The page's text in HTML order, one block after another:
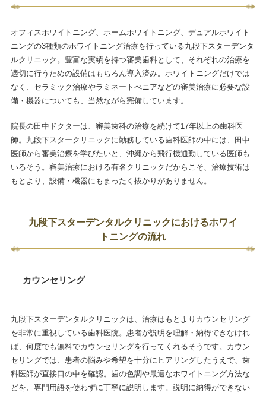
オフィスホワイトニング、ホームホワイトニング、デュアルホワイト
ニングの3種類のホワイトニング治療を行っている九段下スターデンタ
ルクリニック。豊富な実績を持つ審美歯科として、それぞれの治療を
適切に行うための設備はもちろん導入済み。ホワイトニングだけでは
なく、セラミック治療やラミネートべニアなどの審美治療に必要な設
備・機器についても、当然ながら完備しています。
院長の田中ドクターは、審美歯科の治療を続けて17年以上の歯科医
師。九段下スタークリニックに勤務している歯科医師の中には、田中
医師から審美治療を学びたいと、沖縄から飛行機通勤している医師も
いるそう。審美治療における有名クリニックだからこそ、治療技術は
もとより、設備・機器にもまったく抜かりがありません。
九段下スターデンタルクリニックにおけるホワイ
トニングの流れ
カウンセリング
九段下スターデンタルクリニックは、治療はもとよりカウンセリング
を非常に重視している歯科医院。患者が説明を理解・納得できなけれ
ば、何度でも無料でカウンセリングを行ってくれるそうです。カウン
セリングでは、患者の悩みや希望を十分にヒアリングしたうえで、歯
科医師が直接口の中を確認。歯の色調や最適なホワイトニング方法な
どを、専門用語を使わずに丁寧に説明します。説明に納得ができない